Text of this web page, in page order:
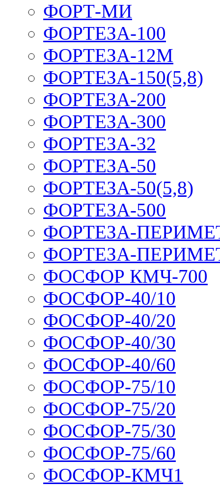
ФОРТ-МИ
ФОРТЕЗА-100
ФОРТЕЗА-12М
ФОРТЕЗА-150(5,8)
ФОРТЕЗА-200
ФОРТЕЗА-300
ФОРТЕЗА-32
ФОРТЕЗА-50
ФОРТЕЗА-50(5,8)
ФОРТЕЗА-500
ФОРТЕЗА-
ФОРТЕЗА-
ФОСФОР КМЧ-700
ФОСФОР-40/10
ФОСФОР-40/20
ФОСФОР-40/30
ФОСФОР-40/60
ФОСФОР-75/10
ФОСФОР-75/20
ФОСФОР-75/30
ФОСФОР-75/60
ФОСФОР-КМЧ1